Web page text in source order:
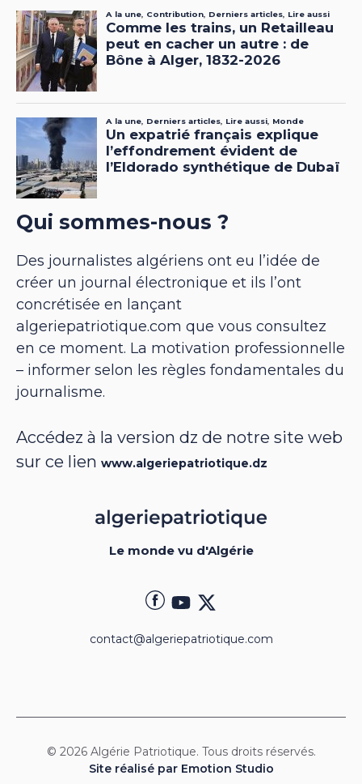
Qui sommes-nous ?
Des journalistes algériens ont eu l’idée de
créer un journal électronique et ils l’ont
concrétisée en lançant
algeriepatriotique.com que vous consultez
en ce moment. La motivation professionnelle
– informer selon les règles fondamentales du
journalisme.
Accédez à la version dz de notre site web
sur ce lien www.algeriepatriotique.dz
Le monde vu d'Algérie
contact@algeriepatriotique.com
© 2026 Algérie Patriotique. Tous droits réservés.
Site réalisé par Emotion Studio